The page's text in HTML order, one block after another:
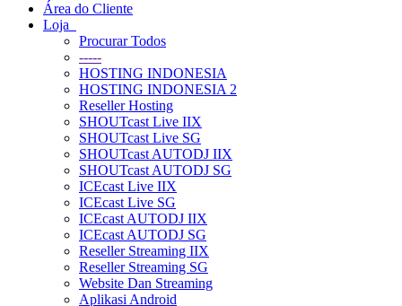
Área do Cliente
Loja
Procurar Todos
-----
HOSTING INDONESIA
HOSTING INDONESIA 2
Reseller Hosting
SHOUTcast Live IIX
SHOUTcast Live SG
SHOUTcast AUTODJ IIX
SHOUTcast AUTODJ SG
ICEcast Live IIX
ICEcast Live SG
ICEcast AUTODJ IIX
ICEcast AUTODJ SG
Reseller Streaming IIX
Reseller Streaming SG
Website Dan Streaming
Aplikasi Android